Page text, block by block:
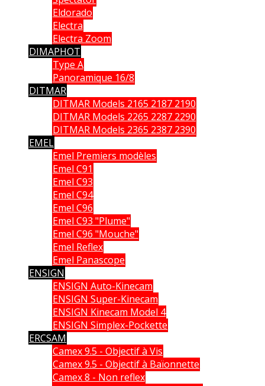
Eldorado
Electra
Electra Zoom
DIMAPHOT
Type A
Panoramique 16/8
DITMAR
DITMAR Models 2165 2187 2190
DITMAR Models 2265 2287 2290
DITMAR Models 2365 2387 2390
EMEL
Emel Premiers modèles
Emel C91
Emel C93
Emel C94
Emel C96
Emel C93 "Plume"
Emel C96 "Mouche"
Emel Reflex
Emel Panascope
ENSIGN
ENSIGN Auto-Kinecam
ENSIGN Super-Kinecam
ENSIGN Kinecam Model 4
ENSIGN Simplex-Pockette
ERCSAM
Camex 9.5 - Objectif à Vis
Camex 9.5 - Objectif à Baïonnette
Camex 8 - Non reflex